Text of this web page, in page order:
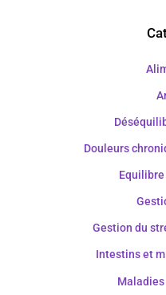
Douleurs
Gestion du
Intestins et